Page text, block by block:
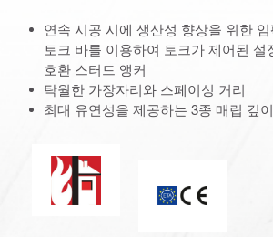
연속 시공 시에 생산성 향상을 위한
토크 바를 이용하여 토크가 제어된 설
호환 스터드 앵커
탁월한 가장자리와 스페이싱 거리
최대 유연성을 제공하는 3종 매립 깊이
내화성